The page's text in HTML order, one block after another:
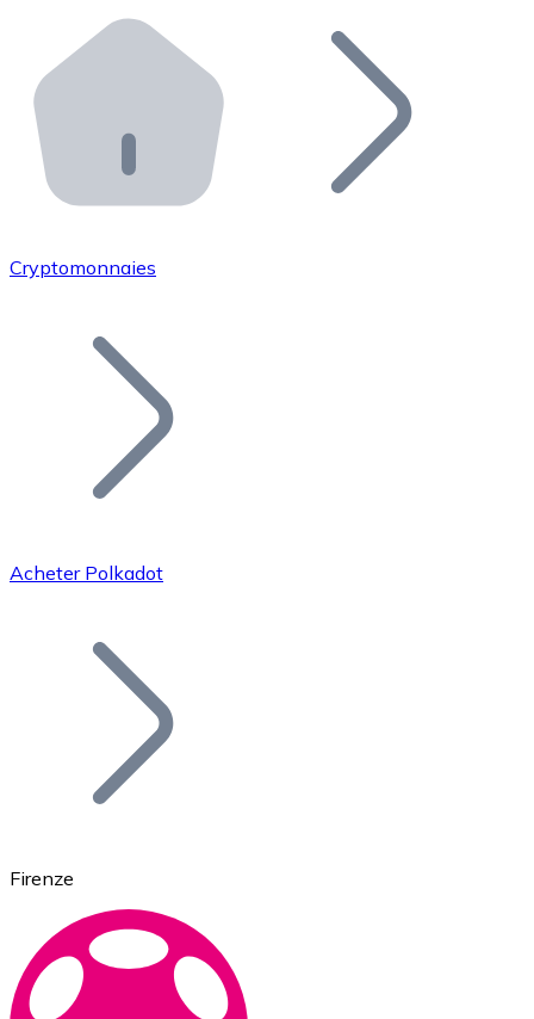
Distributeurs automatiques Bitnovo
Intégrez un ATM Bitnovo dans votre entreprise et
API Bitnovo
Intégrez notre API dans votre écosystème.
Rejoignez notre réseau de distributeurs et
Ajoutez le token de votre projet à notre service
Bitcoin
Ethereum
Cryptomonnaies
Acheter Polkadot
Firenze